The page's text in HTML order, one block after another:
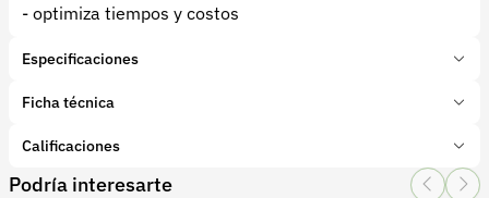
- optimiza tiempos y costos
Especificaciones
Marca: Surtiminas
Tipo de producto:
Ficha técnica
Calificaciones
Podría interesarte